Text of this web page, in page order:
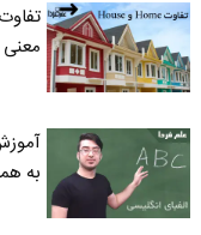
معنی
به